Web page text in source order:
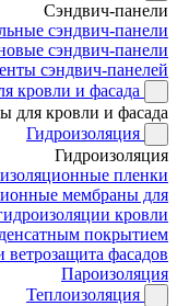
Сэндвич-панели
сэндвич-панели
сэндвич-панели
сэндвич-панелей
кровли и фасада
для кровли и фасада
Гидроизоляция
Гидроизоляция
пленки
мембраны для
кровли
покрытием
ветрозащита фасадов
Пароизоляция
Теплоизоляция